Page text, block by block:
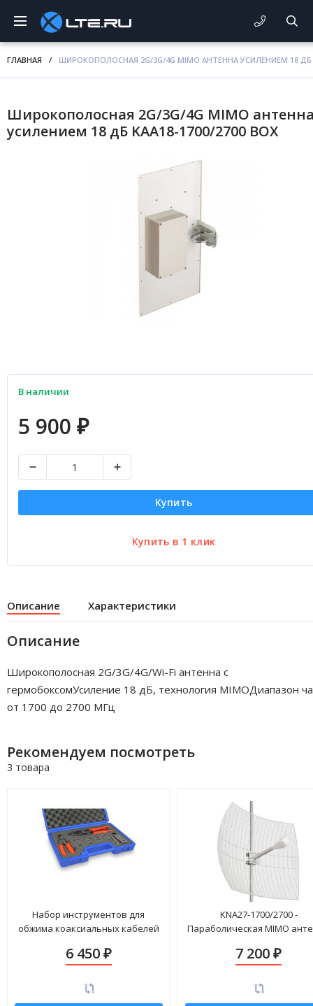
ГЛАВНАЯ / ШИРОКОПОЛОСНАЯ 2G/3G/4G MIMO АНТЕННА УСИЛЕНИЕМ 18 ДБ
Широкополосная 2G/3G/4G MIMO
усилением 18 дБ KAA18-1700/2700 BOX
В наличии
5 900 ₽
Купить
Описание Характеристики
Описание
Широкополосная 2G/3G/4G/Wi-Fi антенна с
гермобоксомУсиление 18 дБ, технология MIMOДиапазон
от 1700 до 2700 МГц
Рекомендуем посмотреть
3 товара
Набор инструментов для
обжима коаксиальных кабелей
6 450 ₽
KNA27-1700/2700 -
Параболическая MIMO
7 200₽